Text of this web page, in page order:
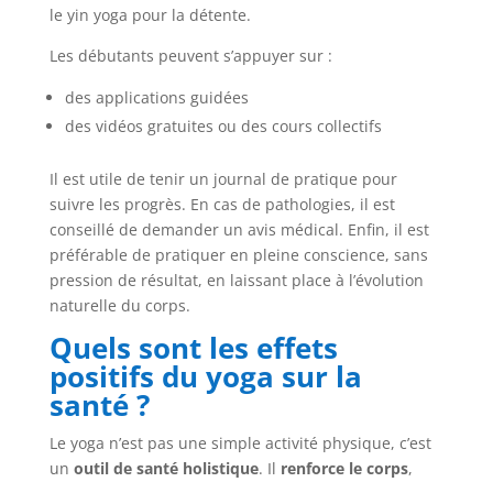
le yin yoga pour la détente.
Les débutants peuvent s’appuyer sur :
des applications guidées
des vidéos gratuites ou des cours collectifs
Il est utile de tenir un journal de pratique pour
suivre les progrès. En cas de pathologies, il est
conseillé de demander un avis médical. Enfin, il est
préférable de pratiquer en pleine conscience, sans
pression de résultat, en laissant place à l’évolution
naturelle du corps.
Quels sont les effets
positifs du yoga sur la
santé ?
Le yoga n’est pas une simple activité physique, c’est
un outil de santé holistique. Il renforce le corps,